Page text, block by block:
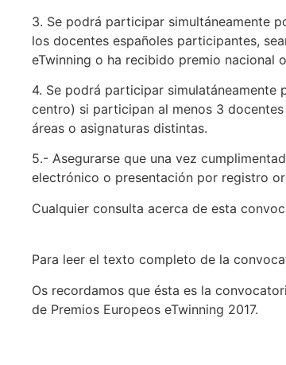
3. Se podrá participar simultáneamente
los docentes españoles participantes,
eTwinning o ha recibido premio nacional
4. Se podrá participar
centro) si participan al menos 3
áreas o asignaturas distintas.
5.- Asegurarse que una vez
electrónico o presentación por registro
Cualquier consulta acerca de esta
Para leer el texto completo de la
Os recordamos que ésta es la
de Premios Europeos eTwinning 2017.